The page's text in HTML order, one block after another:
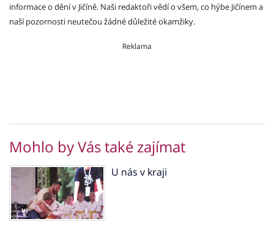
informace o dění v Jičíně. Naši redaktoři vědí o všem, co hýbe Jičínem a
naší pozornosti neutečou žádné důležité okamžiky.
Reklama
Mohlo by Vás také zajímat
U nás v kraji